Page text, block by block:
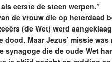
eerste de steen werpen.”
de vrouw die op heterdaad
(de Wet) werd
Maar Jezus’ missie
synagoge die de oude Wet